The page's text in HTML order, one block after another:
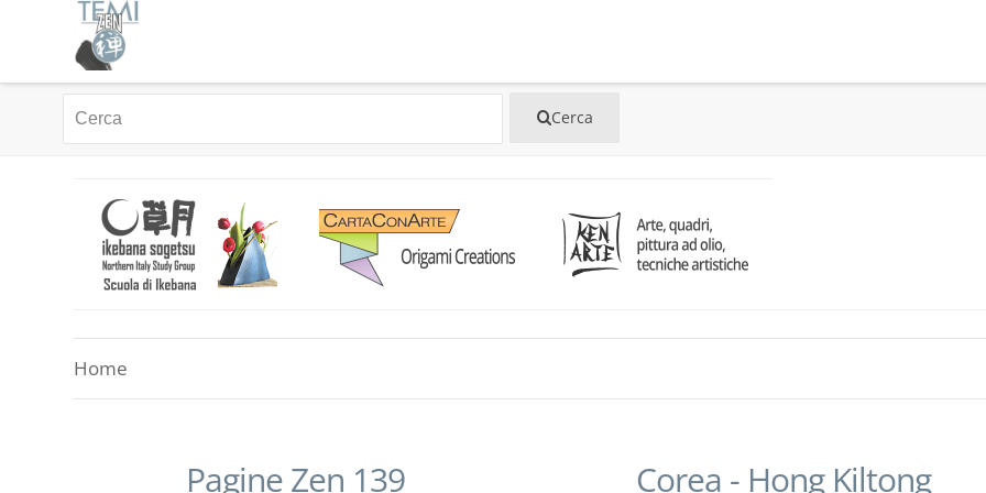
Home
Pagine Zen 139 Corea - Hong Kiltong